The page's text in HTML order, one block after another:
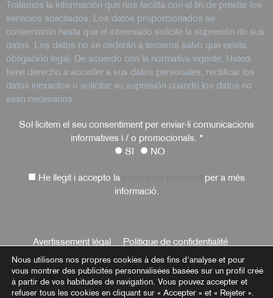
Tratamos la información que nos facilita con el fin de prestar los
servicios solicitados. Los datos proporcionados se
conservarán hasta que el interesado solicite la supresión de sus
datos. Los datos no se cederán a terceros salvo que exista
obligación legal. De acuerdo con la normativa vigente, Usted
tiene derecho a acceder a sus datos personales, rectificar los
datos inexactos o solicitar su supresión cuando los datos no
sean necesarios.
Sol·licitem el seu consentiment per enviar-li comunicacions
informatives i / o promocionals. *
SI
NO
He llegit i accepto la
per a més
informació.
Avertissement légal Politique de confidentialité
Politique de cookies
Nous utilisons nos propres cookies à des fins d'analyse et pour
vous montrer des publicités personnalisées basées sur un profil créé
à partir de vos habitudes de navigation. Vous pouvez accepter et
refuser tous les cookies en cliquant sur « Accepter » et « Rejeter ».